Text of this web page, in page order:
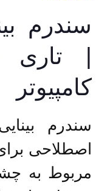
سندرم
| تاری
کامپیوتر
اصطلاحی
مربوط به